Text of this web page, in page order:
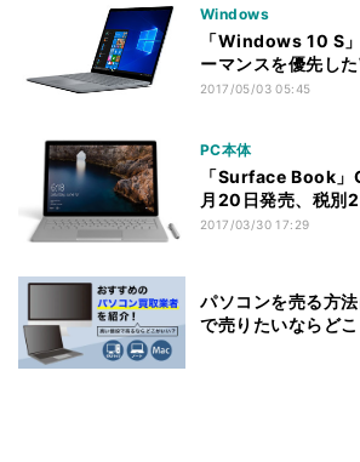
Windows
「Windows 10 S
ーマンスを優先し
2017/05/03 05:45
PC本体
「Surface Book」
月20日発売、税別
2017/03/30 17:29
パソコンを売る方
で売りたいならどこ